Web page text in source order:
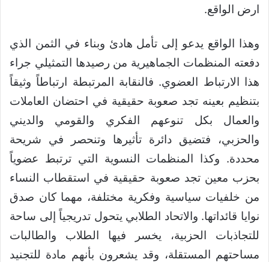
ارض الواقع.
وهذا الواقع يدعو إلى تأمل هادئ وبناء في الثمن الذي
دفعته المنظمات الجماهيرية من رصيدها التمثيلي جراء
هذا الارتباط العضوي. فالنقابة المرتبطة ارتباطاً وثيقاً
بتنظيم بعينه تجد صعوبة حقيقية في احتضان العاملات
والعمال بكل تنوعهم الفكري والقومي والديني
والحزبي، فتضيق دائرة تأثيرها وتنحصر في شريحة
محددة. وكذا المنظمات النسوية التي ترتبط عضوياً
بحزب معين تجد صعوبة حقيقية في استقطاب النساء
من خلفيات سياسية وفكرية مختلفة، مهما كان صدق
نوايا قائداتها. والاتحاد الطلابي يتحول تدريجياً إلى ساحة
للتجاذبات الحزبية، يخسر فيها الطلاب والطالبات
مساحتهم المستقلة، وقد يشعرون بأنهم مادة للتجنيد